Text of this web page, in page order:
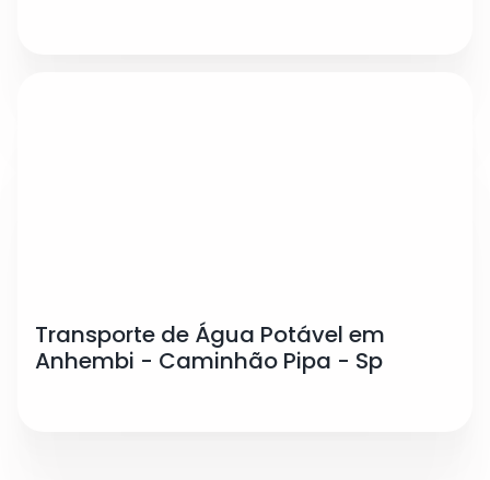
Transporte de Água Potável em
Anhembi - Caminhão Pipa - Sp